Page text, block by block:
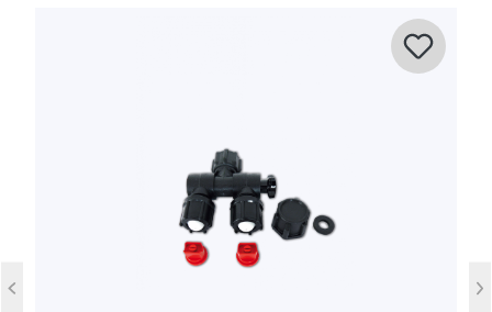
Pulvérisateurs à batterie , Pulvérisateurs à
Plastique
Partagez avec d'autres clients votre avis sur le produit.
Aucun avis n'a été trouvé. Partagez vos idées